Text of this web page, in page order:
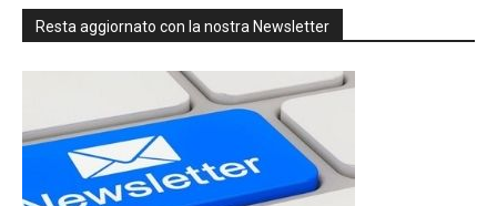
Resta aggiornato con la nostra Newsletter